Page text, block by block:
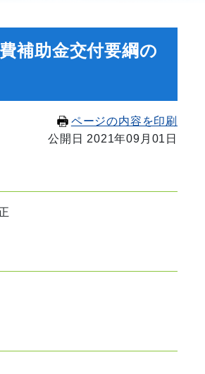
補助金交付要綱の
ページの内容を印刷
公開日 2021年09月01日